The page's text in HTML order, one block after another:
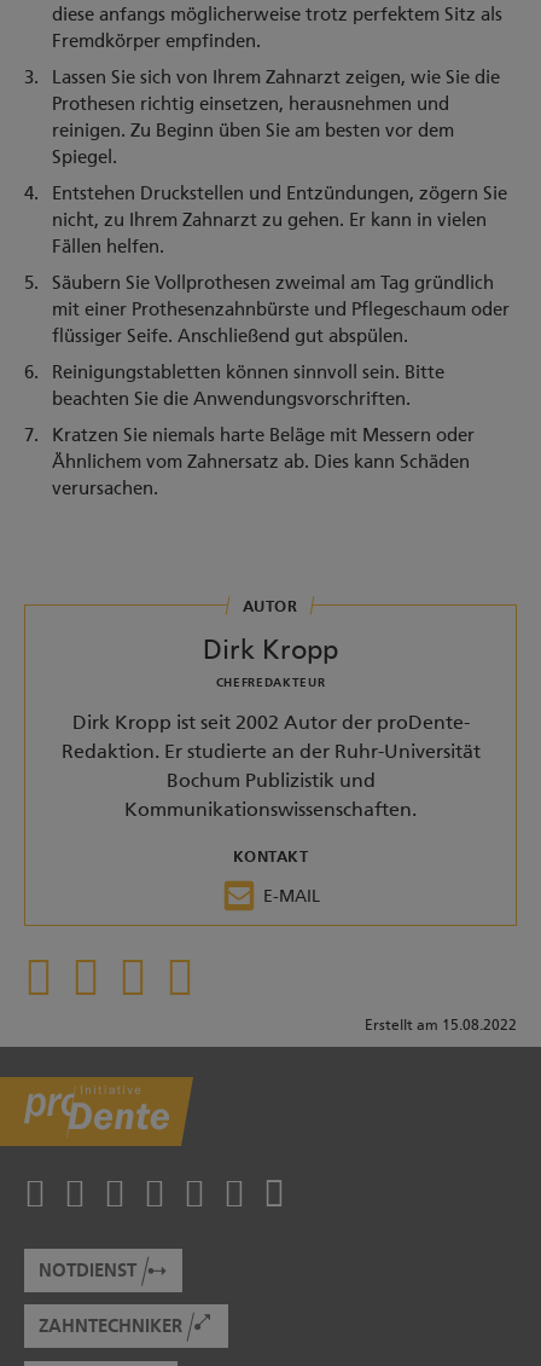
diese anfangs möglicherweise trotz perfektem Sitz als
Fremdkörper empfinden.
Lassen Sie sich von Ihrem Zahnarzt zeigen, wie Sie die
Prothesen richtig einsetzen, herausnehmen und
reinigen. Zu Beginn üben Sie am besten vor dem
Spiegel.
Entstehen Druckstellen und Entzündungen, zögern Sie
nicht, zu Ihrem Zahnarzt zu gehen. Er kann in vielen
Fällen helfen.
Säubern Sie Vollprothesen zweimal am Tag gründlich
mit einer Prothesenzahnbürste und Pflegeschaum oder
flüssiger Seife. Anschließend gut abspülen.
Reinigungstabletten können sinnvoll sein. Bitte
beachten Sie die Anwendungsvorschriften.
Kratzen Sie niemals harte Beläge mit Messern oder
Ähnlichem vom Zahnersatz ab. Dies kann Schäden
verursachen.
AUTOR
Dirk Kropp
CHEFREDAKTEUR
Dirk Kropp ist seit 2002 Autor der proDente-
Redaktion. Er studierte an der Ruhr-Universität
Bochum Publizistik und
Kommunikationswissenschaften.
KONTAKT
E-MAIL
Erstellt am 15.08.2022
NOTDIENST
ZAHNTECHNIKER